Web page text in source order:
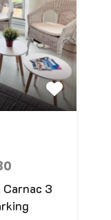
Carnac 3